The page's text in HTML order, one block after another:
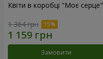
Квіти в коробці "Моє серце"
1 364 грн
Замовити